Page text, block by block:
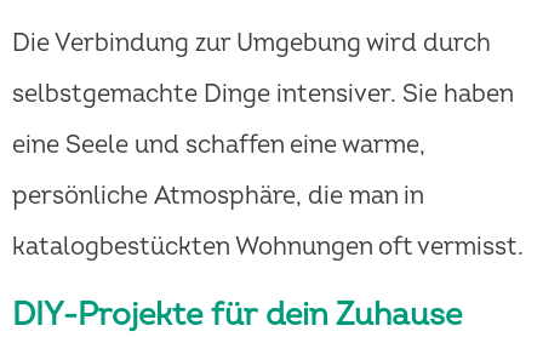
Die Verbindung zur Umgebung wird durch
selbstgemachte Dinge intensiver. Sie haben
eine Seele und schaffen eine warme,
persönliche Atmosphäre, die man in
katalogbestückten Wohnungen oft vermisst.
DIY-Projekte für dein Zuhause